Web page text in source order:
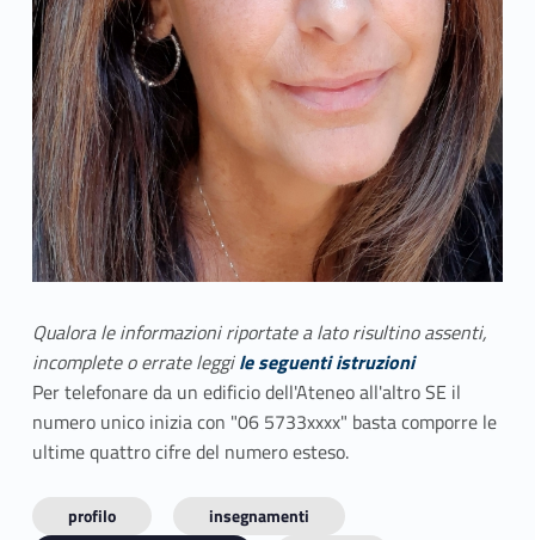
Qualora le informazioni riportate a lato risultino assenti,
incomplete o errate leggile seguenti istruzioni
Per telefonare da un edificio dell'Ateneo all'altro SE il
numero unico inizia con "06 5733xxxx" basta comporre le
ultime quattro cifre del numero esteso.
profilo
insegnamenti